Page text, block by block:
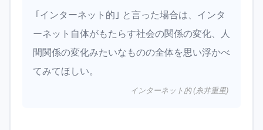
｢インターネット的｣ と言った場合は、インタ
ーネット自体がもたらす社会の関係の変化、人
間関係の変化みたいなものの全体を思い浮かべ
てみてほしい。
インターネット的 (糸井重里)